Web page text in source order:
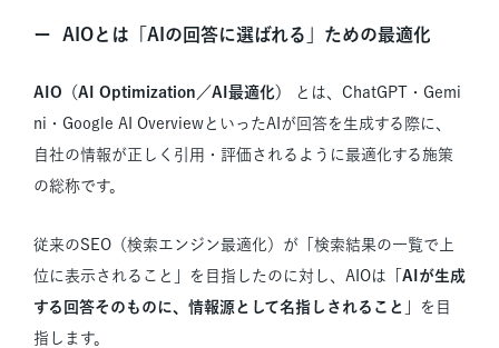
AIOとは「AIの回答に選ばれる」ための最適化
AIO（AI Optimization／AI最適化）
とは、ChatGPT・Gemi
ni・Google AI OverviewといったAIが回答を生成する際に、
自社の情報が正しく引用・評価されるように最適化する施策
の総称です。
従来のSEO（検索エンジン最適化）が「検索結果の一覧で上
位に表示されること」を目指したのに対し、AIOは「 AIが生成
する回答そのものに、情報源として名指しされること
」を目
指します。